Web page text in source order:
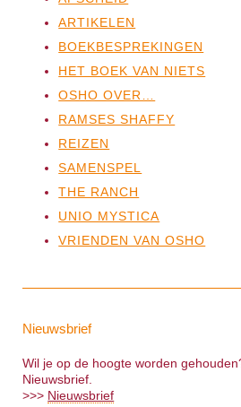
ARTIKELEN
BOEKBESPREKINGEN
HET BOEK VAN NIETS
OSHO OVER…
RAMSES SHAFFY
REIZEN
SAMENSPEL
THE RANCH
UNIO MYSTICA
VRIENDEN VAN OSHO
Nieuwsbrief
Wil je op de hoogte worden
Nieuwsbrief.
>>> Nieuwsbrief